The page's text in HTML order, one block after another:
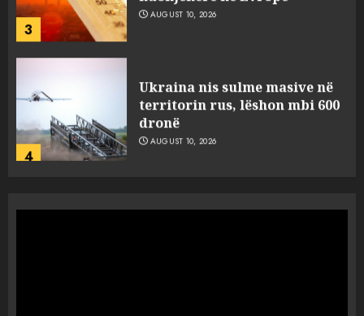
3
AUGUST 10, 2026
4
Ukraina nis sulme masive në
territorin rus, lëshon mbi 600
dronë
Analiza: Pse po largohen të